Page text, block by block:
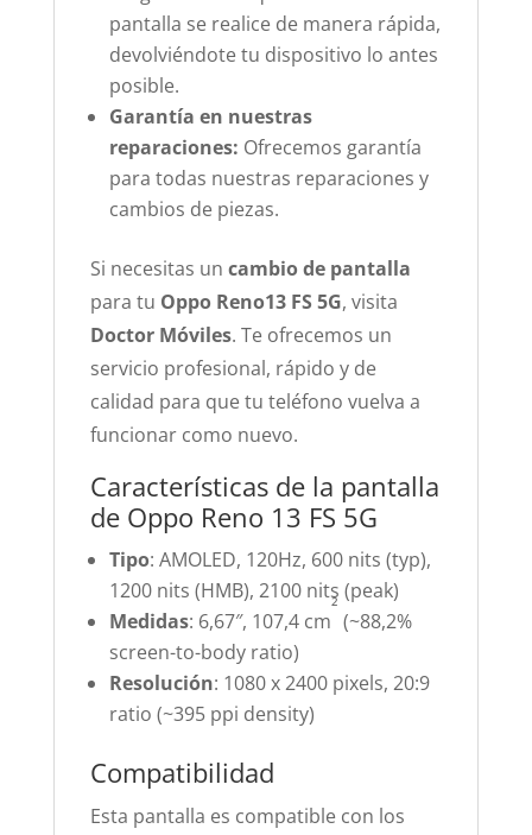
pantalla se realice de manera rápida,
devolviéndote tu dispositivo lo antes
posible.
Garantía en nuestras
reparaciones: Ofrecemos garantía
para todas nuestras reparaciones y
cambios de piezas.
Si necesitas un cambio de pantalla
para tu Oppo Reno13 FS 5G, visita
Doctor Móviles. Te ofrecemos un
servicio profesional, rápido y de
calidad para que tu teléfono vuelva a
funcionar como nuevo.
Características de la pantalla
de Oppo Reno 13 FS 5G
Tipo: AMOLED, 120Hz, 600 nits (typ),
1200 nits (HMB), 2100 nits (peak)
Medidas: 6,67″, 107,4 cm
²
(~88,2%
screen-to-body ratio)
Resolución: 1080 x 2400 pixels, 20:9
ratio (~395 ppi density)
Compatibilidad
Esta pantalla es compatible con los